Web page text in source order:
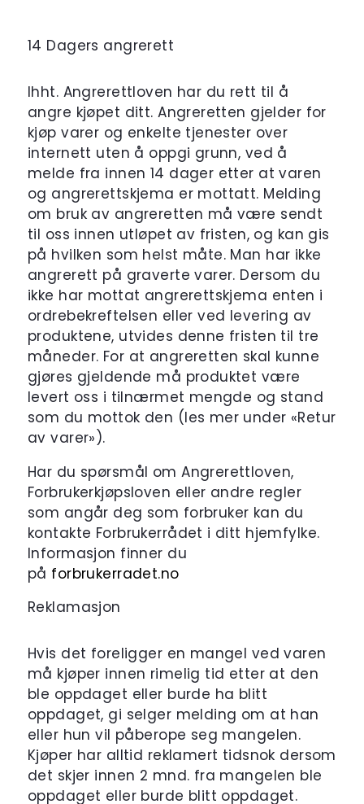
14 Dagers angrerett
Ihht. Angrerettloven har du rett til å
angre kjøpet ditt. Angreretten gjelder for
kjøp varer og enkelte tjenester over
internett uten å oppgi grunn, ved å
melde fra innen 14 dager etter at varen
og angrerettskjema er mottatt. Melding
om bruk av angreretten må være sendt
til oss innen utløpet av fristen, og kan gis
på hvilken som helst måte. Man har ikke
angrerett på graverte varer. Dersom du
ikke har mottat angrerettskjema enten i
ordrebekreftelsen eller ved levering av
produktene, utvides denne fristen til tre
måneder. For at angreretten skal kunne
gjøres gjeldende må produktet være
levert oss i tilnærmet mengde og stand
som du mottok den (les mer under «Retur
av varer»).
Har du spørsmål om Angrerettloven,
Forbrukerkjøpsloven eller andre regler
som angår deg som forbruker kan du
kontakte Forbrukerrådet i ditt hjemfylke.
Informasjon finner du
på forbrukerradet.no
Reklamasjon
Hvis det foreligger en mangel ved varen
må kjøper innen rimelig tid etter at den
ble oppdaget eller burde ha blitt
oppdaget, gi selger melding om at han
eller hun vil påberope seg mangelen.
Kjøper har alltid reklamert tidsnok dersom
det skjer innen 2 mnd. fra mangelen ble
oppdaget eller burde blitt oppdaget.